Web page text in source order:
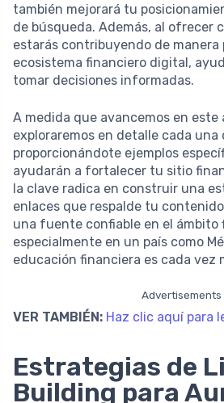
también mejorará tu
de búsqueda. Además, al ofrecer
estarás contribuyendo de manera
ecosistema financiero digital,
tomar decisiones informadas.
A medida que avancemos en este
exploraremos en detalle cada una
proporcionándote ejemplos
ayudarán a fortalecer tu sitio
la clave radica en construir una
enlaces que respalde tu
una fuente confiable en el ámbito
especialmente en un país como
educación financiera es cada vez
Advertisements
VER TAMBIÉN: Haz clic aquí para
Estrategias de
Building para